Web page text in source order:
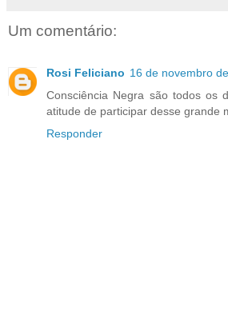
Um comentário:
Rosi Feliciano 16 de novembro
Consciência Negra são todos os
atitude de participar desse grande
Responder